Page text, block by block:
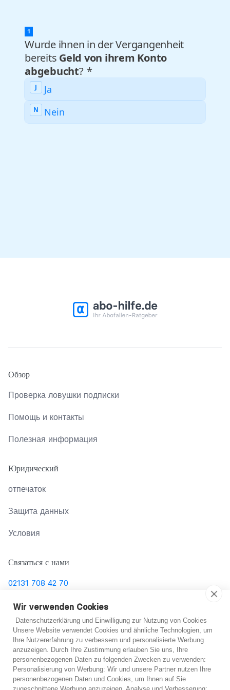
Не уверен?
Обзор
Проверка ловушки подписки
Помощь и контакты
Полезная информация
Юридический
отпечаток
Защита данных
Условия
Связаться с нами
02131 708 42 70
support@abo-hilfe.de
© 2021 abo-hilfe.de
*Примечание: abo-hilfe.de представляет собой
информационный веб-сайт. Потребитель получает
Wir verwenden Cookies
Datenschutzerklärung und Einwilligung zur Nutzung von Cookies
Unsere Website verwendet Cookies und ähnliche Technologien, um
Ihre Nutzererfahrung zu verbessern und personalisierte Werbung
anzuzeigen. Durch Ihre Zustimmung erlauben Sie uns, Ihre
personenbezogenen Daten zu folgenden Zwecken zu verwenden:
Personalisierung von Werbung: Wir und unsere Partner nutzen Ihre
personenbezogenen Daten und Cookies, um Ihnen auf Sie